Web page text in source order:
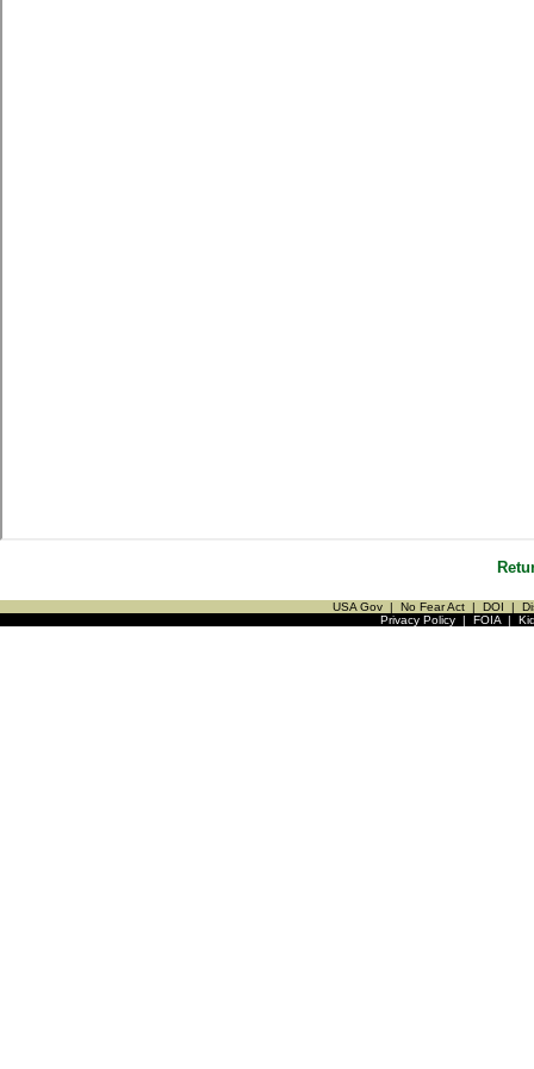
USA Gov | No Fear Act | DOI |
Privacy Policy| FOIA|